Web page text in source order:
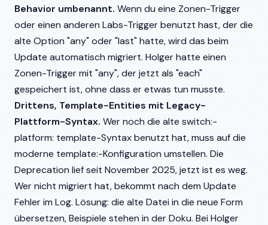
Behavior umbenannt. Wenn du eine Zonen-Trigger
oder einen anderen Labs-Trigger benutzt hast, der die
alte Option "any" oder "last" hatte, wird das beim
Update automatisch migriert. Holger hatte einen
Zonen-Trigger mit "any", der jetzt als "each"
gespeichert ist, ohne dass er etwas tun musste.
Drittens, Template-Entities mit Legacy-
Plattform-Syntax. Wer noch die alte switch:-
platform: template-Syntax benutzt hat, muss auf die
moderne template:-Konfiguration umstellen. Die
Deprecation lief seit November 2025, jetzt ist es weg.
Wer nicht migriert hat, bekommt nach dem Update
Fehler im Log. Lösung: die alte Datei in die neue Form
übersetzen, Beispiele stehen in der Doku. Bei Holger